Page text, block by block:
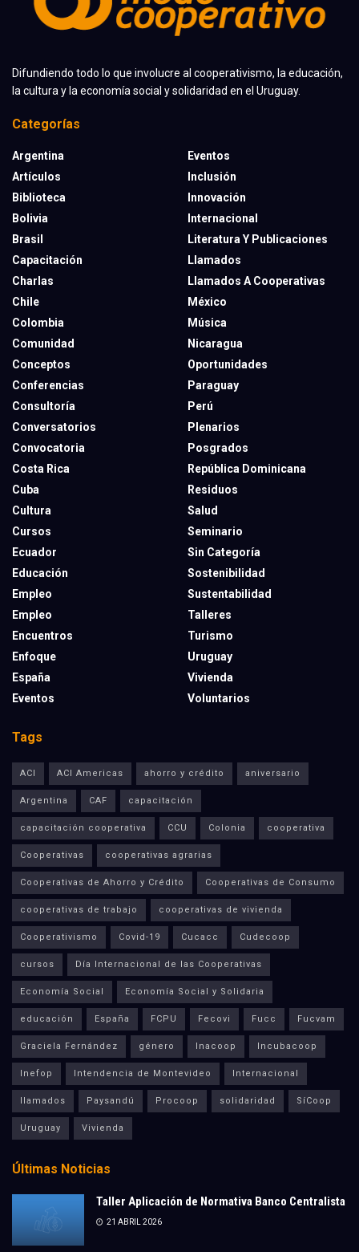
Difundiendo todo lo que involucre al cooperativismo, la educación,
la cultura y la economía social y solidaridad en el Uruguay.
Categorías
Argentina
Artículos
Biblioteca
Bolivia
Brasil
Capacitación
Charlas
Chile
Colombia
Comunidad
Conceptos
Conferencias
Consultoría
Conversatorios
Convocatoria
Costa Rica
Cuba
Cultura
Cursos
Ecuador
Educación
Empleo
Empleo
Encuentros
Enfoque
España
Eventos
Eventos
Inclusión
Innovación
Internacional
Literatura Y Publicaciones
Llamados
Llamados A Cooperativas
México
Música
Nicaragua
Oportunidades
Paraguay
Perú
Plenarios
Posgrados
República Dominicana
Residuos
Salud
Seminario
Sin Categoría
Sostenibilidad
Sustentabilidad
Talleres
Turismo
Uruguay
Vivienda
Voluntarios
Tags
ACI ACI Americas ahorro y crédito aniversario
Argentina CAF capacitación
capacitación cooperativa CCU Colonia cooperativa
Cooperativas cooperativas agrarias
Cooperativas de Ahorro y Crédito Cooperativas de Consumo
cooperativas de trabajo cooperativas de vivienda
Cooperativismo Covid-19 Cucacc Cudecoop
cursos Día Internacional de las Cooperativas
Economía Social Economía Social y Solidaria
educación España FCPU Fecovi Fucc Fucvam
Graciela Fernández género Inacoop Incubacoop
Inefop Intendencia de Montevideo Internacional
llamados Paysandú Procoop solidaridad SíCoop
Uruguay Vivienda
Últimas Noticias
Taller Aplicación de Normativa Banco Centralista
21 ABRIL 2026